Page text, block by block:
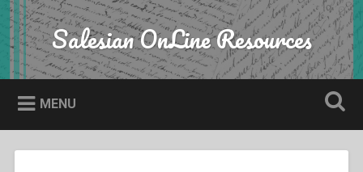
Skip
to
content
Search Salesian OnLine Resources
MENU